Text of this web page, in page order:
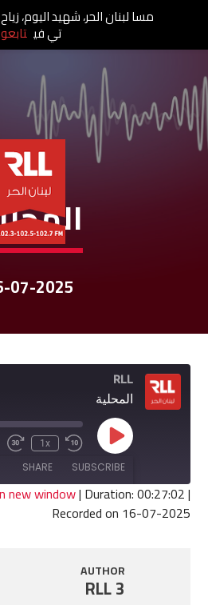
نشرات الأخبار
07-2025
RLL
المحلية
Play
Episode
Rewind
10
Seconds
1x
Fast
SUBSCRIBE
SHARE
SHARE
new window| Duration: 00:27:02|
Recorded on 16-07-2025
AUTHOR
RLL 3
مسا لبنان الحر، شهيد اليوم،
تي في